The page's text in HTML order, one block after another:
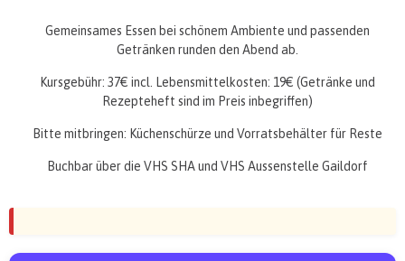
Gemeinsames Essen bei schönem Ambiente und passenden
Getränken runden den Abend ab.
Kursgebühr: 37€ incl. Lebensmittelkosten: 19€ (Getränke und
Rezepteheft sind im Preis inbegriffen)
Bitte mitbringen: Küchenschürze und Vorratsbehälter für Reste
Buchbar über die VHS SHA und VHS Aussenstelle Gaildorf